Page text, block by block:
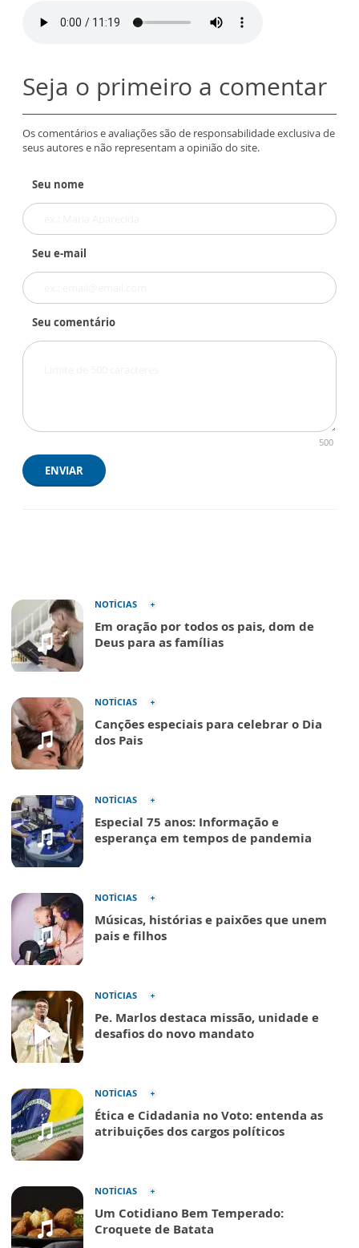
Seja o primeiro a comentar
Os comentários e avaliações são de responsabilidade exclusiva de
seus autores e não representam a opinião do site.
Seu nome
Seu e-mail
Seu comentário
500
ENVIAR
NOTÍCIAS
Em oração por todos os pais, dom de
Deus para as famílias
NOTÍCIAS
Canções especiais para celebrar o Dia
dos Pais
NOTÍCIAS
Especial 75 anos: Informação e
esperança em tempos de pandemia
NOTÍCIAS
Músicas, histórias e paixões que unem
pais e filhos
NOTÍCIAS
Pe. Marlos destaca missão, unidade e
desafios do novo mandato
NOTÍCIAS
Ética e Cidadania no Voto: entenda as
atribuições dos cargos políticos
NOTÍCIAS
Um Cotidiano Bem Temperado:
Croquete de Batata